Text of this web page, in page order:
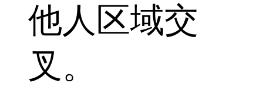
他人区域交
叉。